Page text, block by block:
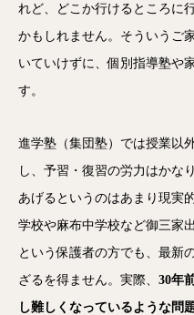
れど、どこか行けるところに
かもしれません。そういうご
いていけずに、個別指導塾や
す。
進学塾（集団塾）では授業以
し、予習・復習の労力はかな
あげるというのはあまり現実
学校や麻布中学校など御三家
という保護者の方でも、最新
ざるを得ません。実際、 30年
し難しくなっているような問